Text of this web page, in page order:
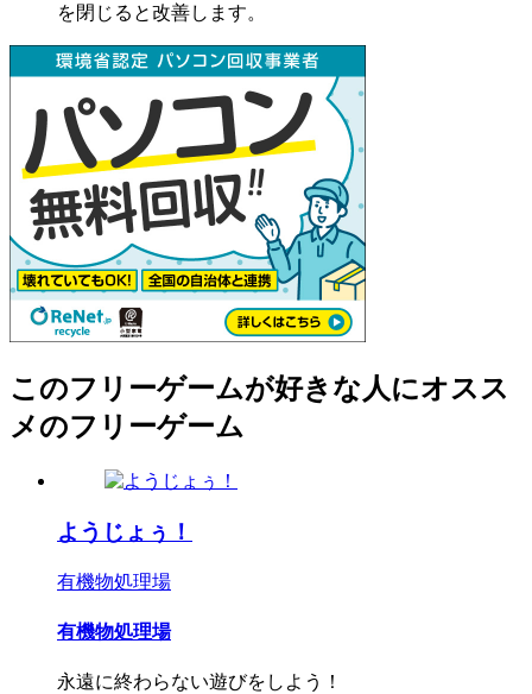
を閉じると改善します。
このフリーゲームが好きな人にオスス
メのフリーゲーム
ようじょぅ！
有機物処理場
有機物処理場
永遠に終わらない遊びをしよう！